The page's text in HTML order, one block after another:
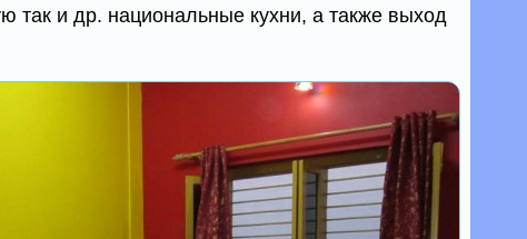
так и др. национальные кухни, а также выход